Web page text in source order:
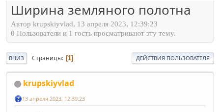
Ширина земляного полотна
Автор krupskiyvlad, 13 апреля 2023, 12:39:23
0 Пользователи и 1 гость просматривают эту тему.
ВНИЗ Страницы 1 ДЕЙСТВИЯ ПОЛЬЗОВАТЕЛЯ
krupskiyvlad
13 апреля 2023, 12:39:23